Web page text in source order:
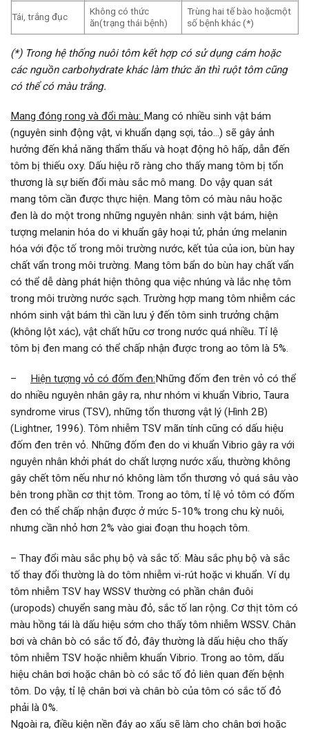
Tái, trắng đục
Không có thức
ăn(trạng thái bệnh)
Trùng hai tế bào hoặcmột
số bệnh khác (*)
(*) Trong hệ thống nuôi tôm kết hợp có sử dụng cám hoặc
các nguồn carbohydrate khác làm thức ăn thì ruột tôm cũng
có thể có màu trắng.
Mang đóng rong và đổi màu: Mang có nhiều sinh vật bám
(nguyên sinh động vật, vi khuẩn dạng sợi, tảo…) sẽ gây ảnh
hưởng đến khả năng thẩm thấu và hoạt động hô hấp, dẫn đến
tôm bị thiếu oxy. Dấu hiệu rõ ràng cho thấy mang tôm bị tổn
thương là sự biến đổi màu sắc mô mang. Do vậy quan sát
mang tôm cần được thực hiện. Mang tôm có màu nâu hoặc
đen là do một trong những nguyên nhân: sinh vật bám, hiện
tượng melanin hóa do vi khuẩn gây hoại tử, phản ứng melanin
hóa với độc tố trong môi trường nước, kết tủa của ion, bùn hay
chất vẩn trong môi trường. Mang tôm bẩn do bùn hay chất vẩn
có thể dễ dàng phát hiện thông qua việc nhúng và lắc nhẹ tôm
trong môi trường nước sạch. Trường hợp mang tôm nhiễm các
nhóm sinh vật bám thì cần lưu ý đến tôm sinh trưởng chậm
(không lột xác), vật chất hữu cơ trong nước quá nhiều. Tỉ lệ
tôm bị đen mang có thể chấp nhận được trong ao tôm là 5%.
– Hiện tượng vỏ có đốm đen:Những đốm đen trên vỏ có thể
do nhiều nguyên nhân gây ra, như nhóm vi khuẩn Vibrio, Taura
syndrome virus (TSV), những tổn thương vật lý (Hình 2B)
(Lightner, 1996). Tôm nhiễm TSV mãn tính cũng có dấu hiệu
đốm đen trên vỏ. Những đốm đen do vi khuẩn Vibrio gây ra với
nguyên nhân khởi phát do chất lượng nước xấu, thường không
gây chết tôm nếu như nó không làm tổn thương vỏ quá sâu vào
bên trong phần cơ thịt tôm. Trong ao tôm, tỉ lệ vỏ tôm có đốm
đen có thể chấp nhận được ở mức 5-10% trong chu kỳ nuôi,
nhưng cần nhỏ hơn 2% vào giai đoạn thu hoạch tôm.
– Thay đổi màu sắc phụ bộ và sắc tố: Màu sắc phụ bộ và sắc
tố thay đổi thường là do tôm nhiễm vi-rút hoặc vi khuẩn. Ví dụ
tôm nhiễm TSV hay WSSV thường có phần chân đuôi
(uropods) chuyển sang màu đỏ, sắc tố lan rộng. Cơ thịt tôm có
màu hồng tái là dấu hiệu sớm cho thấy tôm nhiễm WSSV. Chân
bơi và chân bò có sắc tố đỏ, đây thường là dấu hiệu cho thấy
tôm nhiễm TSV hoặc nhiễm khuẩn Vibrio. Trong ao tôm, dấu
hiệu chân bơi hoặc chân bò có sắc tố đỏ liên quan đến bệnh
tôm. Do vậy, tỉ lệ chân bơi và chân bò của tôm có sắc tố đỏ
phải là 0%.
Ngoài ra, điều kiện nền đáy ao xấu sẽ làm cho chân bơi hoặc